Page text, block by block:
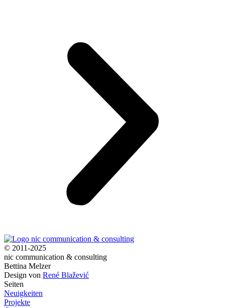
© 2011-2025
nic communication & consulting
Bettina Melzer
Design von René Blažević
Seiten
Neuigkeiten
Projekte